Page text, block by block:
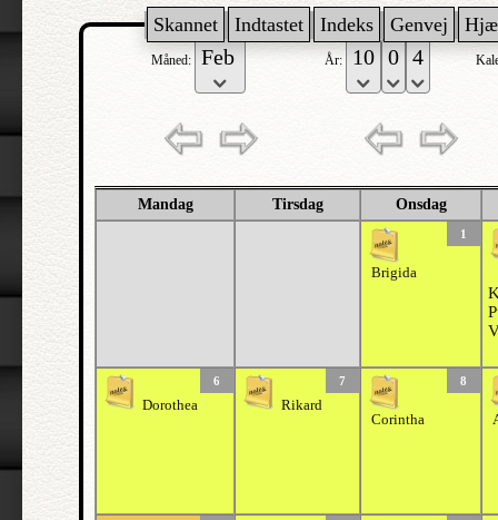
Skannet Indtastet Indeks Genvej
Måned: År:
Mandag Tirsdag Onsdag
1
Brigida
6
Dorothea
7
Rikard
8
Corintha